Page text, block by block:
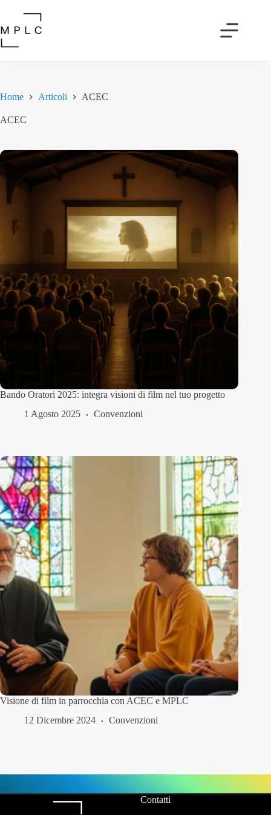
contenuto
Home Articoli ACEC
ACEC
Bando Oratori 2025: integra visioni di film nel tuo progetto
1 Agosto 2025
Convenzioni
Visione di film in parrocchia con ACEC e MPLC
12 Dicembre 2024
Convenzioni
Contatti